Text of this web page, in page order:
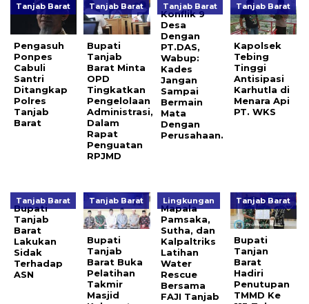
Tanjab Barat
Pengasuh
Ponpes
Cabuli
Santri
Ditangkap
Polres
Tanjab
Barat
Tanjab Barat
Bupati
Tanjab
Barat Minta
OPD
Tingkatkan
Pengelolaan
Administrasi,
Dalam
Rapat
Penguatan
RPJMD
Tanjab Barat
Konflik 9
Desa
Dengan
PT.DAS,
Wabup:
Kades
Jangan
Sampai
Bermain
Mata
Dengan
Perusahaan.
Tanjab Barat
Kapolsek
Tebing
Tinggi
Antisipasi
Karhutla di
Menara Api
PT. WKS
Tanjab Barat
Bupati
Tanjab
Barat
Lakukan
Sidak
Terhadap
ASN
Tanjab Barat
Bupati
Tanjab
Barat Buka
Pelatihan
Takmir
Masjid
Lingkungan
Mapala
Pamsaka,
Sutha, dan
Kalpaltriks
Latihan
Water
Rescue
Bersama
FAJI Tanjab
Tanjab Barat
Bupati
Tanjan
Barat
Hadiri
Penutupan
TMMD Ke